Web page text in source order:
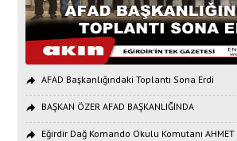
AFAD Başkanlığındaki Toplantı Sona Erdi
BAŞKAN ÖZER AFAD BAŞKANLIĞINDA
Eğirdir Dağ Komando Okulu Komutanı AHMET